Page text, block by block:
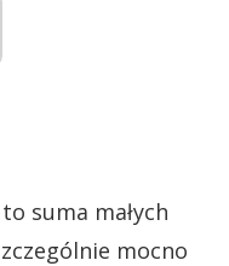
suma małych
mocno